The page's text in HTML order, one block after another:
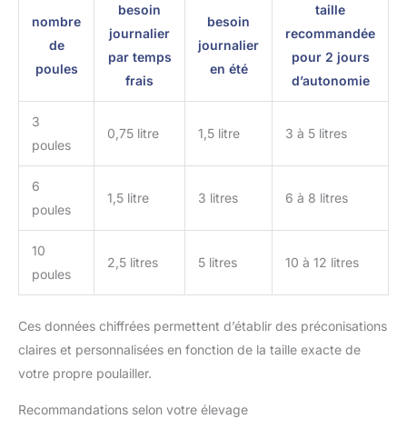
nombre
de
poules
besoin
journalier
par temps
frais
besoin
journalier
en été
taille
recommandée
pour 2 jours
d’autonomie
3
poules
0,75 litre 1,5 litre 3 à 5 litres
6
poules
1,5 litre 3 litres 6 à 8 litres
10
poules
2,5 litres 5 litres 10 à 12 litres
Ces données chiffrées permettent d’établir des préconisations
claires et personnalisées en fonction de la taille exacte de
votre propre poulailler.
Recommandations selon votre élevage